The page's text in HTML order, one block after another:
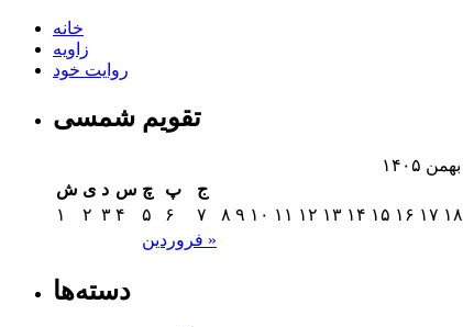
خانه
زاویه
روایت خود
تقویم شمسی
بهمن ۱۴۰۵
ش ی د س چ پ ج
فروردین »
۱ ۲ ۳ ۴ ۵ ۶ ۷ ۸ ۹ ۱۰ ۱۱ ۱۲ ۱۳ ۱۴ ۱۵ ۱۶ ۱۷ ۱۸
دسته‌ها